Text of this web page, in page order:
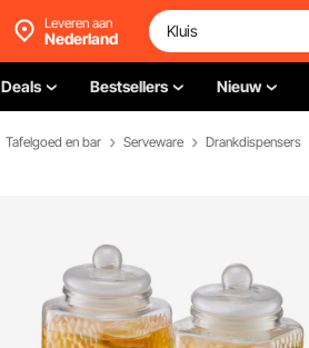
Leveren aan
Nederland
Deals Bestsellers Nieuw
Tafelgoed en bar Serveware Drankdispensers